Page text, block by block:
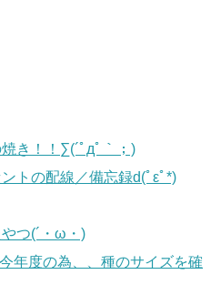
き！！∑(´ﾟдﾟ｀；)
トの配線／備忘録d(ﾟεﾟ*)
つ(´・ω・)
年度の為、、種のサイズを確